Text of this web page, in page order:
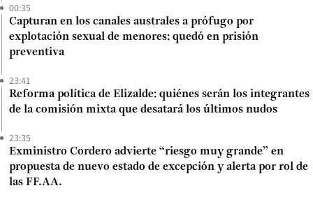
00:35
Capturan en los canales australes a prófugo por
explotación sexual de menores: quedó en prisión
preventiva
23:41
Reforma política de Elizalde: quiénes serán los integrantes
de la comisión mixta que desatará los últimos nudos
23:35
Exministro Cordero advierte “riesgo muy grande” en
propuesta de nuevo estado de excepción y alerta por rol de
las FF.AA.